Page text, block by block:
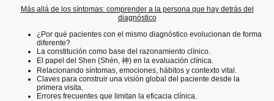
Más allá de los síntomas: comprender a la persona que hay detrás del
diagnóstico
¿Por qué pacientes con el mismo diagnóstico evolucionan de forma
diferente?
La constitución como base del razonamiento clínico.
El papel del Shen (Shén, 神) en la evaluación clínica.
Relacionando síntomas, emociones, hábitos y contexto vital.
Claves para construir una visión global del paciente desde la
primera visita.
Errores frecuentes que limitan la eficacia clínica.